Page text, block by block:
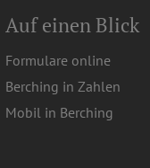
Auf einen Blick
Formulare online
Berching in Zahlen
Mobil in Berching